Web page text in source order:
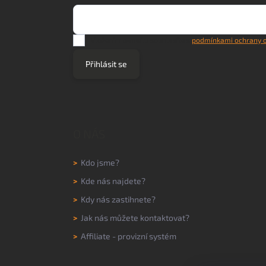
podmínkami ochrany
Přihlásit se
> Kdo jsme?
> Kde nás najdete?
> Kdy nás zastihnete?
> Jak nás můžete kontaktovat?
> Affiliate - provizní systém